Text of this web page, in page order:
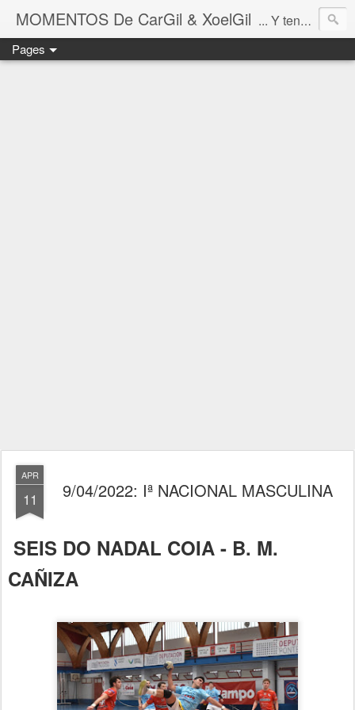
MOMENTOS De CarGil & XoelGil ... Y tengan cuidado ahí fuera, por favor.
Pages
APR
11 9/04/2022: Iª NACIONAL MASCULINA
SEIS DO NADAL COIA - B. M.
CAÑIZA